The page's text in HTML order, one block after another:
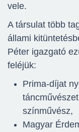
vele.
A társulat több
állami
Péter igazgató
feléjük:
Prima-díjat
színművész,
Magyar